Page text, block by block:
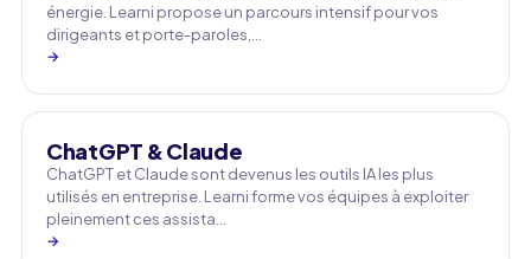
énergie. Learni propose un parcours intensif pour vos
dirigeants et porte-paroles,…
→
ChatGPT & Claude
ChatGPT et Claude sont devenus les outils IA les plus
utilisés en entreprise. Learni forme vos équipes à exploiter
pleinement ces assista…
→